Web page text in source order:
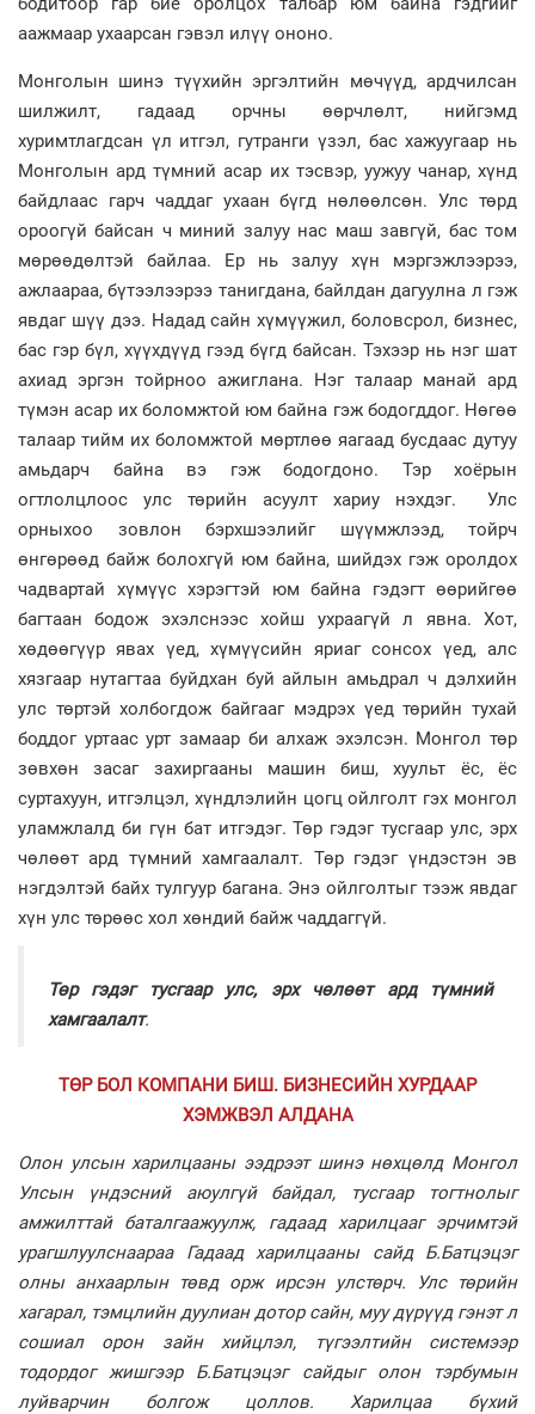
аажмаар ухаарсан гэвэл илүү ононо.
Монголын шинэ түүхийн эргэлтийн мөчүүд, ардчилсан
шилжилт, гадаад орчны өөрчлөлт, нийгэмд
хуримтлагдсан үл итгэл, гутранги үзэл, бас хажуугаар нь
Монголын ард түмний асар их тэсвэр, уужуу чанар, хүнд
байдлаас гарч чаддаг ухаан бүгд нөлөөлсөн. Улс төрд
ороогүй байсан ч миний залуу нас маш завгүй, бас том
мөрөөдөлтэй байлаа. Ер нь залуу хүн мэргэжлээрээ,
ажлаараа, бүтээлээрээ танигдана, байлдан дагуулна л гэж
явдаг шүү дээ. Надад сайн хүмүүжил, боловсрол, бизнес,
бас гэр бүл, хүүхдүүд гээд бүгд байсан. Тэхээр нь нэг шат
ахиад эргэн тойрноо ажиглана. Нэг талаар манай ард
түмэн асар их боломжтой юм байна гэж бодогддог. Нөгөө
талаар тийм их боломжтой мөртлөө яагаад бусдаас дутуу
амьдарч байна вэ гэж бодогдоно. Тэр хоёрын
огтлолцлоос улс төрийн асуулт хариу нэхдэг. Улс
орныхоо зовлон бэрхшээлийг шүүмжлээд, тойрч
өнгөрөөд байж болохгүй юм байна, шийдэх гэж оролдох
чадвартай хүмүүс хэрэгтэй юм байна гэдэгт өөрийгөө
багтаан бодож эхэлснээс хойш ухраагүй л явна. Хот,
хөдөөгүүр явах үед, хүмүүсийн яриаг сонсох үед, алс
хязгаар нутагтаа буйдхан буй айлын амьдрал ч дэлхийн
улс төртэй холбогдож байгааг мэдрэх үед төрийн тухай
боддог уртаас урт замаар би алхаж эхэлсэн. Монгол төр
зөвхөн засаг захиргааны машин биш, хуульт ёс, ёс
суртахуун, итгэлцэл, хүндлэлийн цогц ойлголт гэх монгол
уламжлалд би гүн бат итгэдэг. Төр гэдэг тусгаар улс, эрх
чөлөөт ард түмний хамгаалалт. Төр гэдэг үндэстэн эв
нэгдэлтэй байх тулгуур багана. Энэ ойлголтыг тээж явдаг
хүн улс төрөөс хол хөндий байж чаддаггүй.
Төр гэдэг тусгаар улс, эрх чөлөөт ард түмний
хамгаалалт.
ТӨР БОЛ КОМПАНИ БИШ. БИЗНЕСИЙН ХУРДААР
ХЭМЖВЭЛ АЛДАНА
Олон улсын харилцааны ээдрээт шинэ нөхцөлд Монгол
Улсын үндэсний аюулгүй байдал, тусгаар тогтнолыг
амжилттай баталгаажуулж, гадаад харилцааг эрчимтэй
урагшлуулснаараа Гадаад харилцааны сайд Б.Батцэцэг
олны анхаарлын төвд орж ирсэн улстөрч. Улс төрийн
хагарал, тэмцлийн дуулиан дотор сайн, муу дүрүүд гэнэт л
сошиал орон зайн хийцлэл, түгээлтийн системээр
тодордог жишгээр Б.Батцэцэг сайдыг олон тэрбумын
луйварчин болгож цоллов. Харилцаа бүхий